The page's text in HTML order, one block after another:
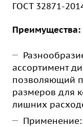
ГОСТ 32871-
Преимущества:
ассортимент
позволяющий
размеров для
лишних